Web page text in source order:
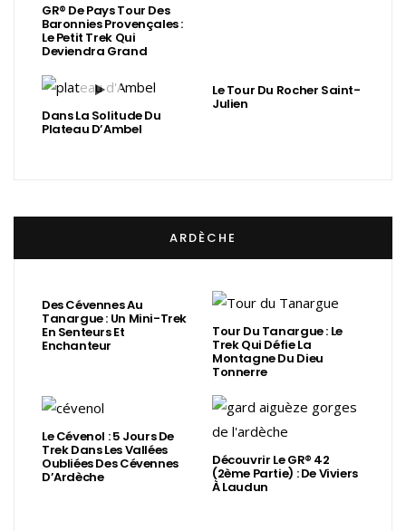
GR® De Pays Tour Des
Baronnies Provençales :
Le Petit Trek Qui
Deviendra Grand
Dans La Solitude Du
Plateau D’Ambel
Le Tour Du Rocher Saint-
Julien
ARDÈCHE
Des Cévennes Au
Tanargue : Un Mini-Trek
En Senteurs Et
Enchanteur
Tour Du Tanargue : Le
Trek Qui Défie La
Montagne Du Dieu
Tonnerre
Le Cévenol : 5 Jours De
Trek Dans Les Vallées
Oubliées Des Cévennes
D’Ardèche
Découvrir Le GR® 42
(2ème Partie) : De Viviers
À Laudun